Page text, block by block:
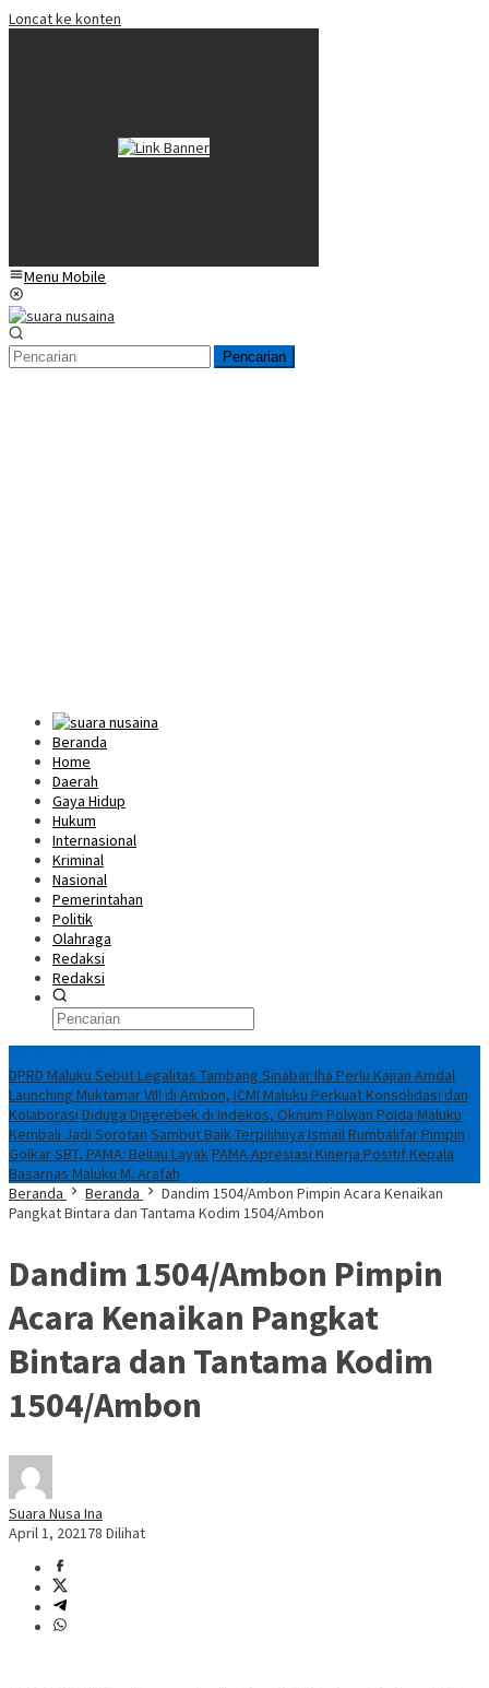
Loncat ke konten
Menu Mobile
Pencarian
Beranda
Home
Daerah
Gaya Hidup
Hukum
Internasional
Kriminal
Nasional
Pemerintahan
Politik
Olahraga
Redaksi
Redaksi
DPRD Maluku Sebut Legalitas Tambang Sinabar Iha Perlu Kajian Amdal
Launching Muktamar VIII di Ambon, ICMI Maluku Perkuat Konsolidasi dan
Kolaborasi Diduga Digerebek di Indekos, Oknum Polwan Polda Maluku
Kembali Jadi Sorotan Sambut Baik Terpilihnya Ismail Rumbalifar Pimpin
Golkar SBT, PAMA: Beliau LayakPAMA Apresiasi Kinerja Positif Kepala
Basarnas Maluku M. Arafah
Beranda
Beranda
Dandim 1504/Ambon Pimpin Acara Kenaikan
Pangkat Bintara dan Tantama Kodim 1504/Ambon
Dandim 1504/Ambon Pimpin
Acara Kenaikan Pangkat
Bintara dan Tantama Kodim
1504/Ambon
Suara Nusa Ina
April 1, 202178 Dilihat